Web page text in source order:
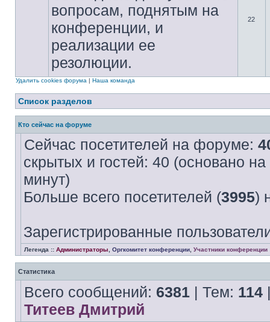
вопросам, поднятым на
конференции, и
реализации ее
резолюции.
22
Удалить cookies форума | Наша команда
Список разделов
Кто сейчас на форуме
Сейчас посетителей на форуме:
скрытых и гостей: 40 (основано
минут)
Больше всего посетителей (3995)
Зарегистрированные
Легенда :: Администраторы Оргкомитет конференции Участники конференции
Статистика
Всего сообщений: 6381 | Тем: 114
Титеев Дмитрий